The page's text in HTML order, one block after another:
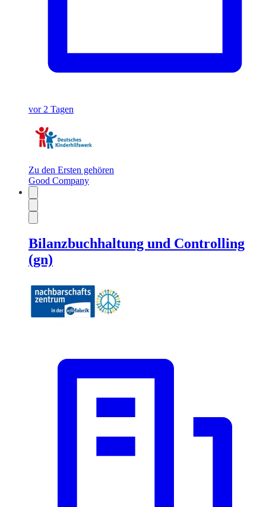
vor 2 Tagen
Zu den Ersten gehören
Good Company
Bilanzbuchhaltung und Controlling
(gn)